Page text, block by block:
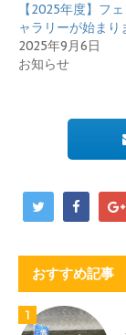
【2025年度】フ
ャラリーが始まり
2025年9月6日
お知らせ
おすすめ記事
1